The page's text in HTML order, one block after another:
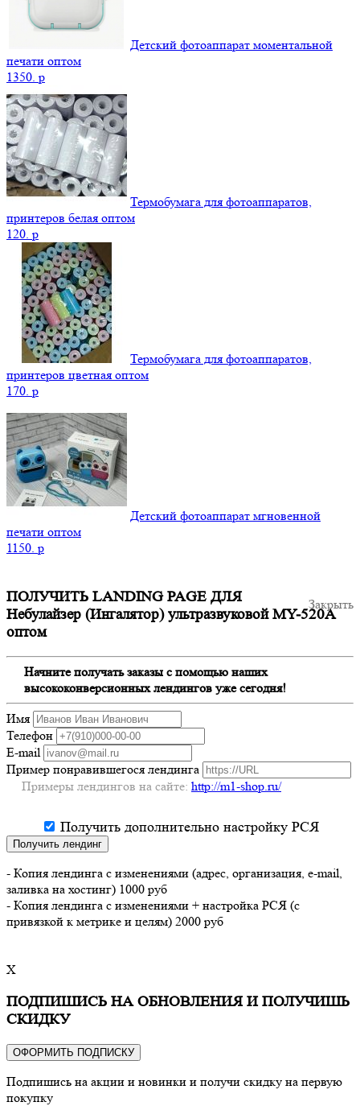
Детский фотоаппарат моментальной
печати оптом
1350. p
Термобумага для фотоаппаратов,
принтеров белая оптом
120. p
Термобумага для фотоаппаратов,
принтеров цветная оптом
170. p
Детский фотоаппарат мгновенной
печати оптом
1150. p
Закрыть
ПОЛУЧИТЬ LANDING PAGE ДЛЯ
Небулайзер (Ингалятор) ультразвуковой MY-520A
оптом
Начните получать заказы с помощью наших
высококонверсионных лендингов уже сегодня!
Имя
Телефон
E-mail
Пример понравившегося лендинга
Примеры лендингов на сайте: http://m1-shop.ru/
Получить дополнительно настройку РСЯ
Получить лендинг
- Копия лендинга с изменениями (адрес, организация, e-mail,
заливка на хостинг) 1000 руб
- Копия лендинга с изменениями + настройка РСЯ (с
привязкой к метрике и целям) 2000 руб
X
ПОДПИШИСЬ НА ОБНОВЛЕНИЯ И ПОЛУЧИШЬ
СКИДКУ
ОФОРМИТЬ ПОДПИСКУ
Подпишись на акции и новинки и получи скидку на первую
покупку